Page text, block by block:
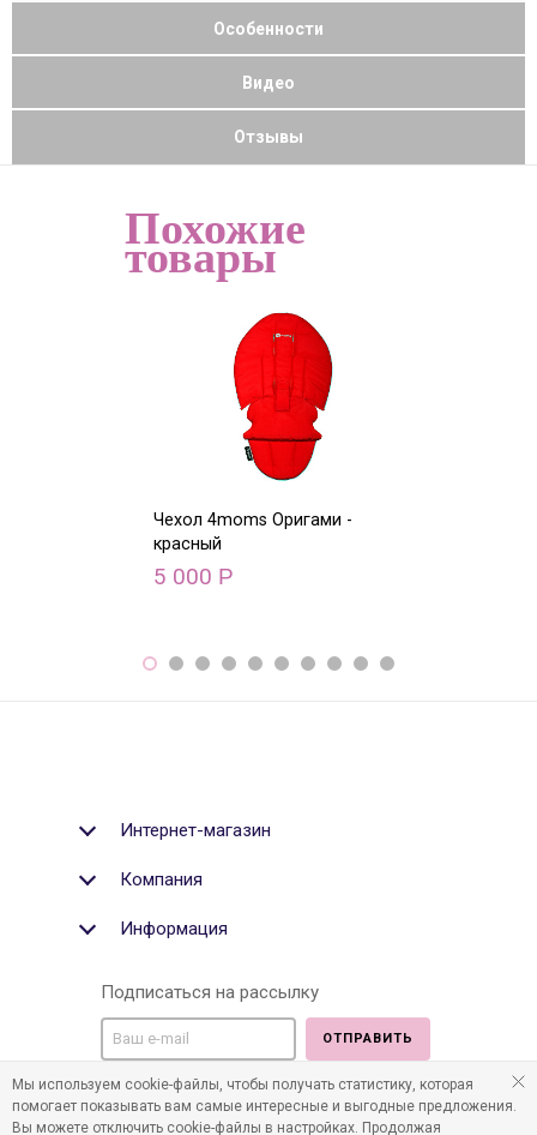
Особенности
Видео
Отзывы
Похожие
товары
Чехол 4moms Оригами -
красный
5 000 Р
Интернет-магазин
Компания
Информация
Подписаться на рассылку
ОТПРАВИТЬ
Мы в социальных медиа:
Мы используем cookie-файлы, чтобы получать статистику, которая
помогает показывать вам самые интересные и выгодные предложения.
Вы можете отключить cookie-файлы в настройках. Продолжая